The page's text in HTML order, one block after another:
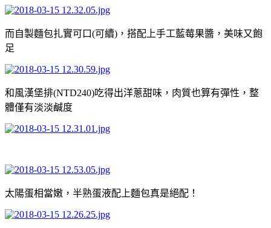
而自製麵包扎實可口(可續)，搭配上手工藍莓果醬，美味又飽
足
和風漢堡排(NTD240)吃得出洋蔥甜味，肉質也算有彈性，整
體僅有淡淡鹹度
太陽蛋相當嫩，半熟蛋液配上麵包真是絕配！